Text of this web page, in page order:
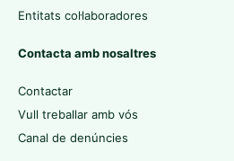
Entitats col·laboradores
Contacta amb nosaltres
Contactar
Vull treballar amb vós
Canal de denúncies